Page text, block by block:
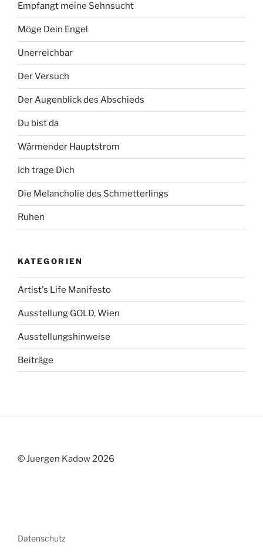
Empfangt meine Sehnsucht
Möge Dein Engel
Unerreichbar
Der Versuch
Der Augenblick des Abschieds
Du bist da
Wärmender Hauptstrom
Ich trage Dich
Die Melancholie des Schmetterlings
Ruhen
KATEGORIEN
Artist's Life Manifesto
Ausstellung GOLD, Wien
Ausstellungshinweise
Beiträge
© Juergen Kadow 2026
Datenschutz